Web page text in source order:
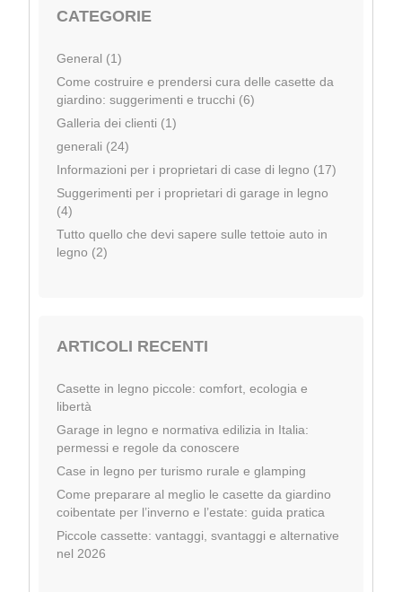
CATEGORIE
General (1)
Come costruire e prendersi cura delle casette da
giardino: suggerimenti e trucchi (6)
Galleria dei clienti (1)
generali (24)
Informazioni per i proprietari di case di legno (17)
Suggerimenti per i proprietari di garage in legno
(4)
Tutto quello che devi sapere sulle tettoie auto in
legno (2)
ARTICOLI RECENTI
Casette in legno piccole: comfort, ecologia e
libertà
Garage in legno e normativa edilizia in Italia:
permessi e regole da conoscere
Case in legno per turismo rurale e glamping
Come preparare al meglio le casette da giardino
coibentate per l’inverno e l’estate: guida pratica
Piccole cassette: vantaggi, svantaggi e alternative
nel 2026